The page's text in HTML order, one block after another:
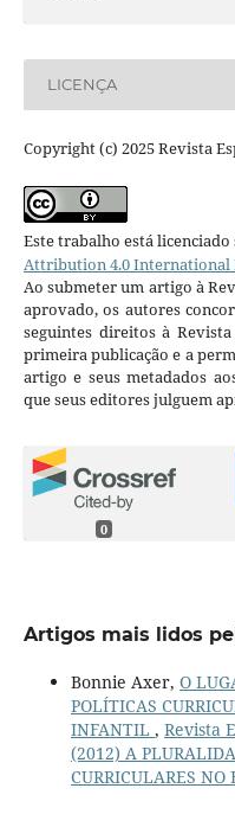
LICENÇA
Copyright (c) 2025 Revista
Este trabalho está licenciado
Attribution 4.0 International
Ao submeter um artigo à
aprovado, os autores
seguintes direitos à
primeira publicação e a
artigo e seus metadados
que seus editores julguem
0
Artigos mais lidos
Bonnie Axer, O
POLÍTICAS
INFANTIL , Revista
(2012) A
CURRICULARES NO